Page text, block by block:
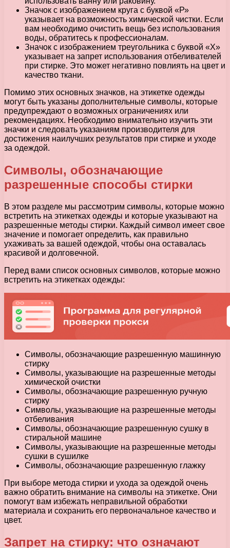
Значок с изображением круга с буквой «Р»
указывает на возможность химической чистки. Если
вам необходимо очистить вещь без использования
воды, обратитесь к профессионалам.
Значок с изображением треугольника с буквой «Х»
указывает на запрет использования отбеливателей
при стирке. Это может негативно повлиять на цвет и
качество ткани.
Помимо этих основных значков, на этикетке одежды
могут быть указаны дополнительные символы, которые
предупреждают о возможных ограничениях или
рекомендациях. Необходимо внимательно изучить эти
значки и следовать указаниям производителя для
достижения наилучших результатов при стирке и уходе
за одеждой.
Символы, обозначающие
разрешенные способы стирки
В этом разделе мы рассмотрим символы, которые можно
встретить на этикетках одежды и которые указывают на
разрешенные методы стирки. Каждый символ имеет свое
значение и помогает определить, как правильно
ухаживать за вашей одеждой, чтобы она оставалась
красивой и долговечной.
Перед вами список основных символов, которые можно
встретить на этикетках одежды:
Символы, обозначающие разрешенную машинную
стирку
Символы, указывающие на разрешенные методы
химической очистки
Символы, обозначающие разрешенную ручную
стирку
Символы, указывающие на разрешенные методы
отбеливания
Символы, обозначающие разрешенную сушку в
стиральной машине
Символы, указывающие на разрешенные методы
сушки в сушилке
Символы, обозначающие разрешенную глажку
При выборе метода стирки и ухода за одеждой очень
важно обратить внимание на символы на этикетке. Они
помогут вам избежать неправильной обработки
материала и сохранить его первоначальное качество и
цвет.
Запрет на стирку: что означают